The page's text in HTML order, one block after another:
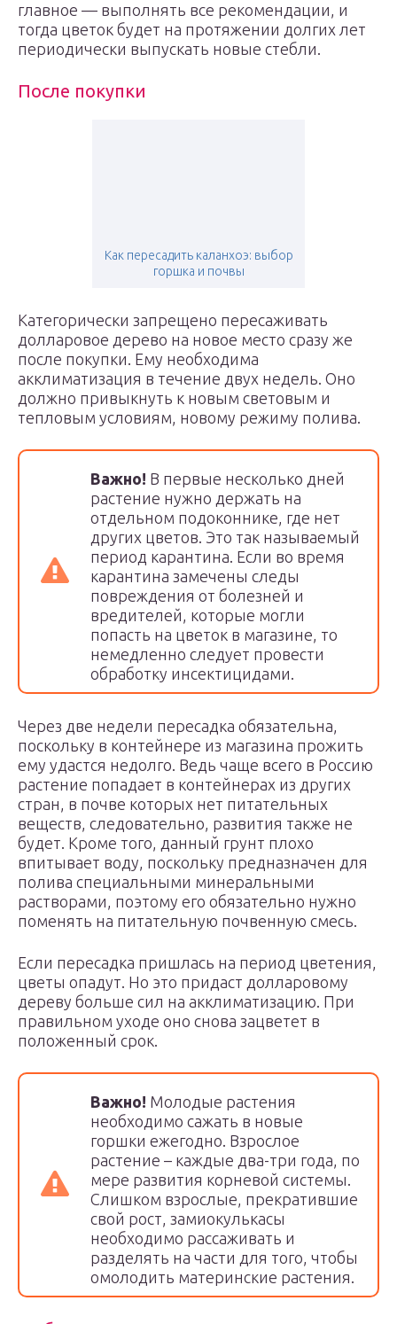
главное — выполнять все рекомендации, и
тогда цветок будет на протяжении долгих лет
периодически выпускать новые стебли.
После покупки
Как пересадить каланхоэ: выбор
горшка и почвы
Категорически запрещено пересаживать
долларовое дерево на новое место сразу же
после покупки. Ему необходима
акклиматизация в течение двух недель. Оно
должно привыкнуть к новым световым и
тепловым условиям, новому режиму полива.
Важно! В первые несколько дней
растение нужно держать на
отдельном подоконнике, где нет
других цветов. Это так называемый
период карантина. Если во время
карантина замечены следы
повреждения от болезней и
вредителей, которые могли
попасть на цветок в магазине, то
немедленно следует провести
обработку инсектицидами.
Через две недели пересадка обязательна,
поскольку в контейнере из магазина прожить
ему удастся недолго. Ведь чаще всего в Россию
растение попадает в контейнерах из других
стран, в почве которых нет питательных
веществ, следовательно, развития также не
будет. Кроме того, данный грунт плохо
впитывает воду, поскольку предназначен для
полива специальными минеральными
растворами, поэтому его обязательно нужно
поменять на питательную почвенную смесь.
Если пересадка пришлась на период цветения,
цветы опадут. Но это придаст долларовому
дереву больше сил на акклиматизацию. При
правильном уходе оно снова зацветет в
положенный срок.
Важно! Молодые растения
необходимо сажать в новые
горшки ежегодно. Взрослое
растение – каждые два-три года, по
мере развития корневой системы.
Слишком взрослые, прекратившие
свой рост, замиокулькасы
необходимо рассаживать и
разделять на части для того, чтобы
омолодить материнские растения.